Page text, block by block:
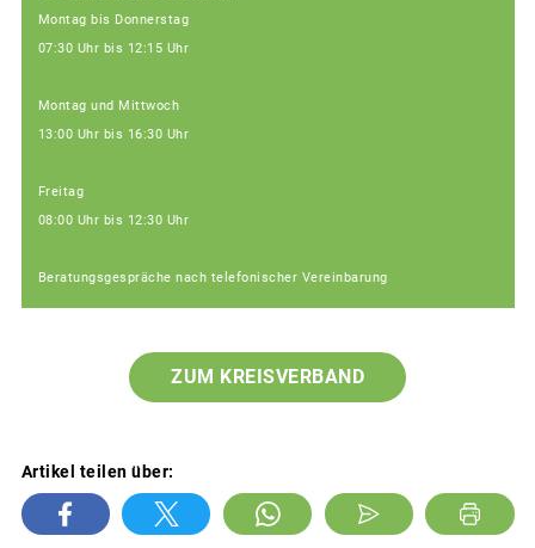
Montag bis Donnerstag
07:30 Uhr bis 12:15 Uhr
Montag und Mittwoch
13:00 Uhr bis 16:30 Uhr
Freitag
08:00 Uhr bis 12:30 Uhr
Beratungsgespräche nach telefonischer Vereinbarung
ZUM KREISVERBAND
Artikel teilen über: